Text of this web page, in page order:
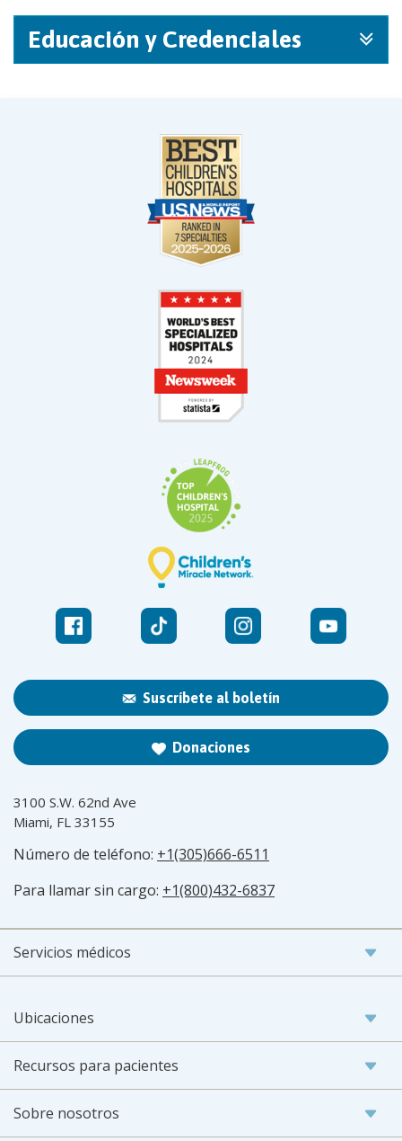
Educación y Credenciales
Suscríbete al boletín
Donaciones
3100 S.W. 62nd Ave
Miami, FL 33155
Número de teléfono: +1(305)666-6511
Para llamar sin cargo: +1(800)432-6837
Servicios médicos
Ubicaciones
Recursos para pacientes
Sobre nosotros